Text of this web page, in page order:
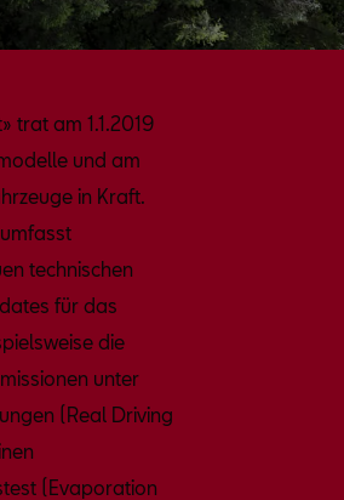
trat am 1.1.2019
und am
in Kraft.
technischen
für das
die
unter
(Real Driving
(Evaporation